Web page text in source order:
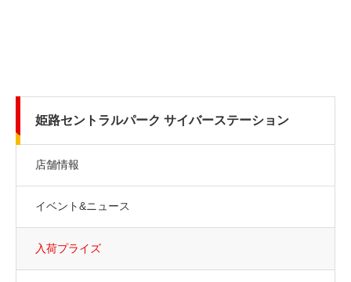
姫路セントラルパーク サイバーステーション
店舗情報
イベント&ニュース
入荷プライズ